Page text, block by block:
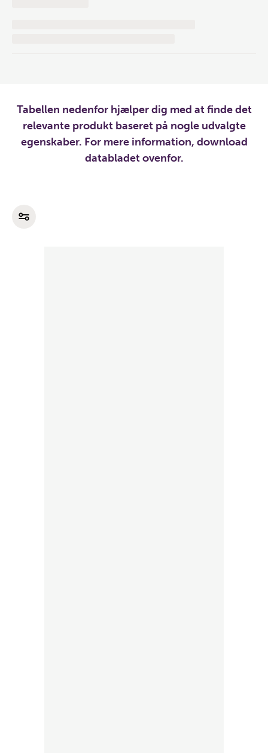
Tabellen nedenfor hjælper dig med at finde det
relevante produkt baseret på nogle udvalgte
egenskaber. For mere information, download
databladet ovenfor.